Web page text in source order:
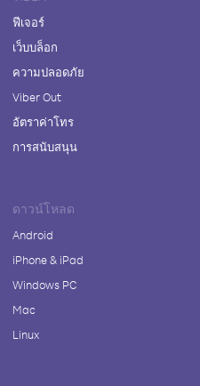
ฟีเจอร์
เว็บบล็อก
ความปลอดภัย
Viber Out
อัตราค่าโทร
การสนับสนุน
ดาวน์โหลด
Android
iPhone & iPad
Windows PC
Mac
Linux